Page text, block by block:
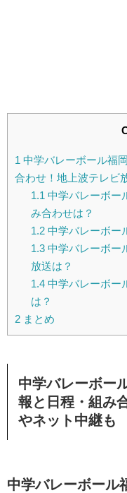
1 中学バレーボール福
合わせ！地上波テレビ
1.1 中学バレーボー
み合わせは？
1.2中学バレーボー
1.3中学バレーボー
放送は？
1.4中学バレーボー
は？
2 まとめ
中学バレーボー
報と日程・組み
やネット中継も
中学バレーボール